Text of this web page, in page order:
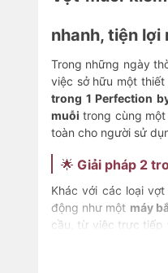
nhanh, tiện lợi
Trong những ngày
việc sở hữu một
trong 1 Perfection
muỗi trong cùng
toàn cho người sử
🌟 Giải pháp 2
Khác với các loại
động như một máy
cầu, từ việc trực tiếp